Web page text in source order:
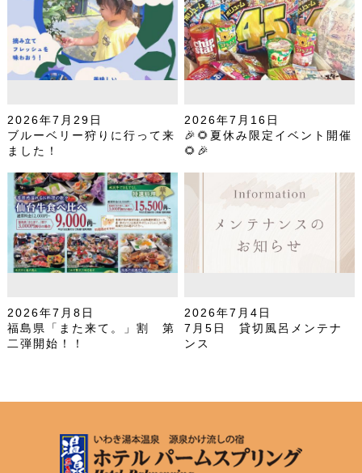
2026年7月29日
ブルーベリー狩りに行って来
ました！
2026年7月16日
🎉🌻夏休み限定イベント開催
🌻🎉
2026年7月8日
福島県「また来て。」割 第
二弾開始！！
2026年7月4日
7月5日 貸切風呂メンテナ
ンス